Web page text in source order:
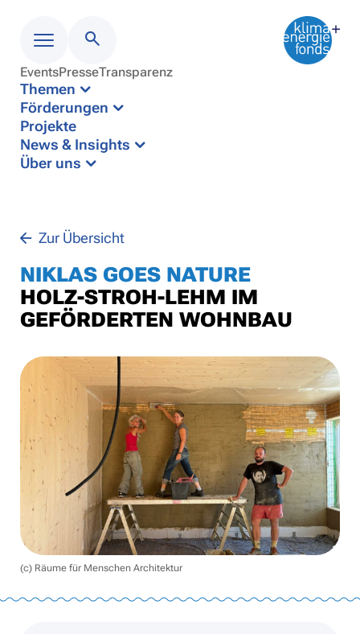
Menü
EventsPresseTransparenz
Themen
Förderungen
Projekte
News & Insights
Über uns
Zur Übersicht
NIKLAS GOES NATURE
HOLZ-STROH-LEHM IM
GEFÖRDERTEN WOHNBAU
(c) Räume für Menschen Architektur